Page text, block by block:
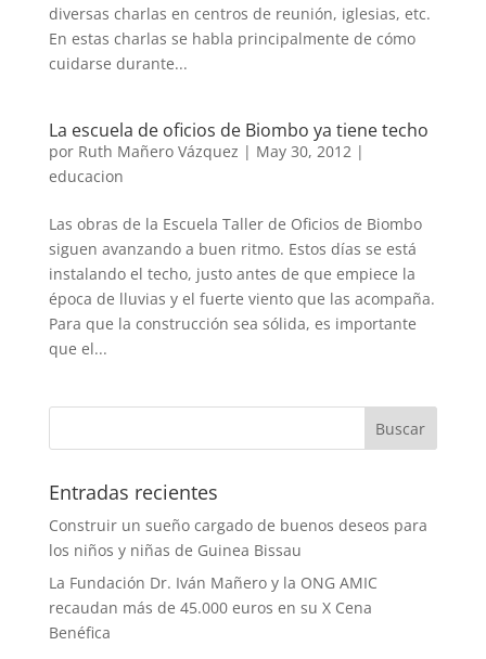
diversas charlas en centros de reunión, iglesias, etc.
En estas charlas se habla principalmente de cómo
cuidarse durante...
La escuela de oficios de Biombo ya tiene techo
por Ruth Mañero Vázquez | May 30, 2012|
educacion
Las obras de la Escuela Taller de Oficios de Biombo
siguen avanzando a buen ritmo. Estos días se está
instalando el techo, justo antes de que empiece la
época de lluvias y el fuerte viento que las acompaña.
Para que la construcción sea sólida, es importante
que el...
Entradas recientes
Construir un sueño cargado de buenos deseos para
los niños y niñas de Guinea Bissau
La Fundación Dr. Iván Mañero y la ONG AMIC
recaudan más de 45.000 euros en su X Cena
Benéfica